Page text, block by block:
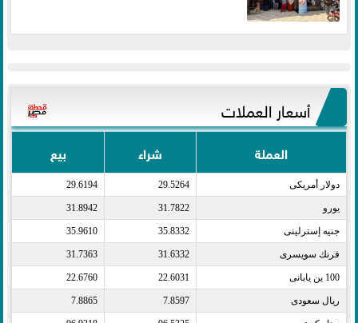
أسعار العملات
العملة شراء بيع
دولار أمريكى​ 29.5264
29.6194
يورو​ 31.7822
31.8942
جنيه إسترلينى​ 35.8332
35.9610
فرنك سويسرى​ 31.6332
31.7363
100 ين يابانى​ 22.6031
22.6760
ريال سعودى​ 7.8597
7.8865